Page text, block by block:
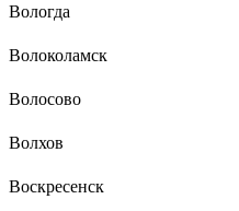
Вологда
Волоколамск
Волосово
Волхов
Воскресенск